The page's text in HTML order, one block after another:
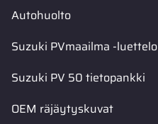
Autohuolto
Suzuki PVmaailma -luettelo
Suzuki PV 50 tietopankki
OEM räjäytyskuvat